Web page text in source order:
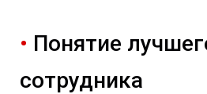
• Понятие
сотрудника